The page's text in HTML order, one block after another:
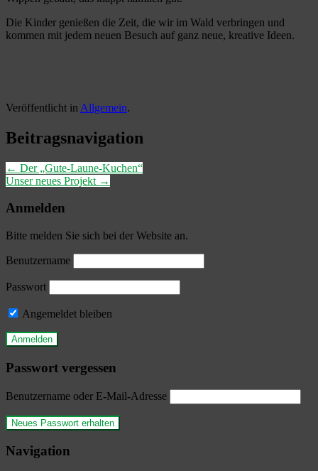
Die Kinder genießen die Zeit, die wir im Wald verbringen und
kommen mit jedem neuen Besuch auf ganz neue, kreative Ideen.
Veröffentlicht in Allgemein.
Beitragsnavigation
← Der „Gute-Laune-Kuchen“
Unser neues Projekt →
Anmelden
Bitte melden Sie sich bei der Website an.
Benutzername
Passwort
Angemeldet bleiben
Passwort vergessen
Benutzername oder E-Mail-Adresse
Navigation